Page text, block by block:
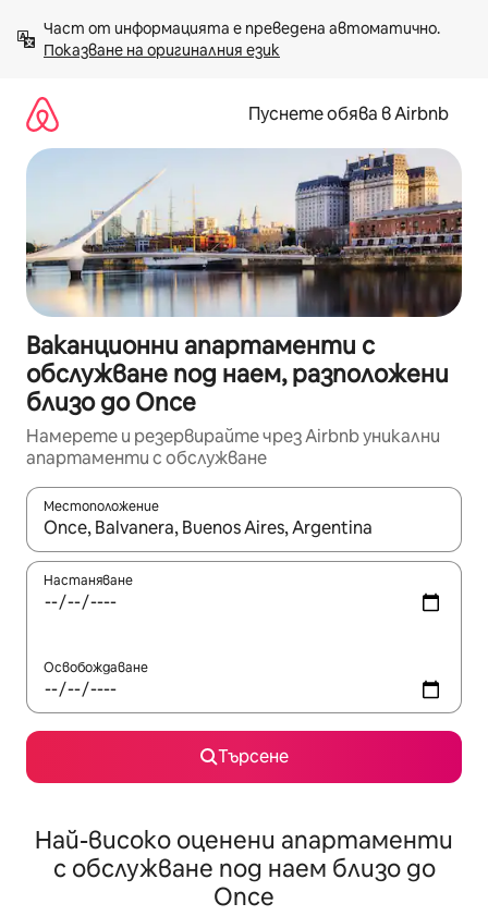
към
съдържанието
Показване на оригиналния език
Пуснете обява в Airbnb
Ваканционни апартаменти с
обслужване под наем, разположени
близо до Once
Намерете и резервирайте чрез Airbnb уникални
апартаменти с обслужване
Местоположение
Когато резултатите се покажат, използвайте
Настаняване
Освобождаване
Търсене
Най-високо оценени апартаменти
с обслужване под наем близо до
Once